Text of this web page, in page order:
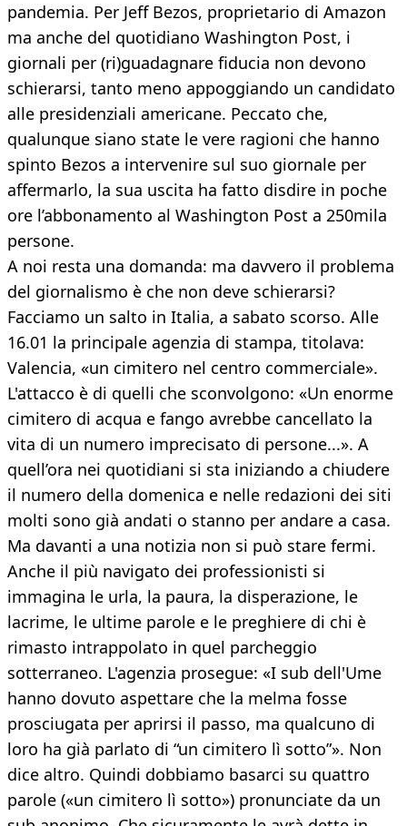
pandemia. Per Jeff Bezos, proprietario di Amazon
ma anche del quotidiano Washington Post, i
giornali per (ri)guadagnare fiducia non devono
schierarsi, tanto meno appoggiando un candidato
alle presidenziali americane. Peccato che,
qualunque siano state le vere ragioni che hanno
spinto Bezos a intervenire sul suo giornale per
affermarlo, la sua uscita ha fatto disdire in poche
ore l’abbonamento al Washington Post a 250mila
persone.
A noi resta una domanda: ma davvero il problema
del giornalismo è che non deve schierarsi?
Facciamo un salto in Italia, a sabato scorso. Alle
16.01 la principale agenzia di stampa, titolava:
Valencia, «un cimitero nel centro commerciale».
L'attacco è di quelli che sconvolgono: «Un enorme
cimitero di acqua e fango avrebbe cancellato la
vita di un numero imprecisato di persone...». A
quell’ora nei quotidiani si sta iniziando a chiudere
il numero della domenica e nelle redazioni dei siti
molti sono già andati o stanno per andare a casa.
Ma davanti a una notizia non si può stare fermi.
Anche il più navigato dei professionisti si
immagina le urla, la paura, la disperazione, le
lacrime, le ultime parole e le preghiere di chi è
rimasto intrappolato in quel parcheggio
sotterraneo. L'agenzia prosegue: «I sub dell'Ume
hanno dovuto aspettare che la melma fosse
prosciugata per aprirsi il passo, ma qualcuno di
loro ha già parlato di “un cimitero lì sotto”». Non
dice altro. Quindi dobbiamo basarci su quattro
parole («un cimitero lì sotto») pronunciate da un